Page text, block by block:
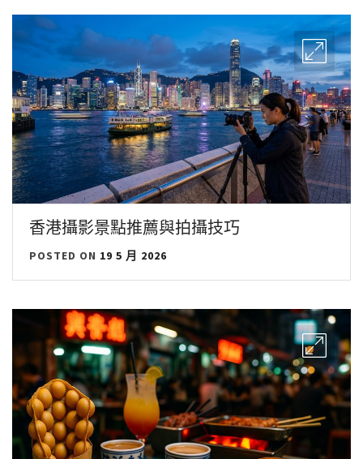
香港攝影景點推薦與拍攝技巧
POSTED ON 19 5 月 2026